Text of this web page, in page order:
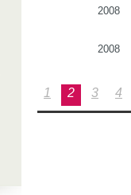
2008
2008
1 2 3 4